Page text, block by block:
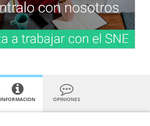
INFORMACION OPINIONES